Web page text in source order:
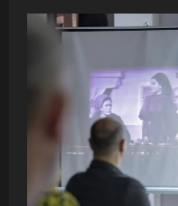
поетско-
културна
Поповски-
Антево
перо